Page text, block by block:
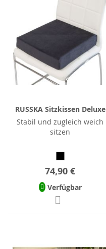
RUSSKA Sitzkissen Deluxe
Stabil und zugleich weich
sitzen
74,90 €
Verfügbar